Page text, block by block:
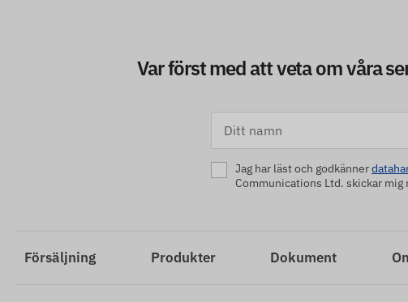
Var först med att veta om våra
Jag har läst och godkänner
Communications Ltd. skickar
Försäljning Produkter Dokument